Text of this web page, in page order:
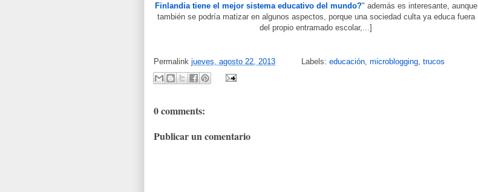
Finlandia tiene el mejor sistema educativo del mundo?" además es interesante, aunque
también se podría matizar en algunos aspectos, porque una sociedad culta ya educa fuera
del propio entramado escolar,...]
Permalink jueves, agosto 22, 2013 Labels: educación, microblogging, trucos
0 comments:
Publicar un comentario